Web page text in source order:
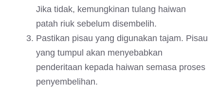
Jika tidak, kemungkinan tulang haiwan
patah riuk sebelum disembelih.
Pastikan pisau yang digunakan tajam. Pisau
yang tumpul akan menyebabkan
penderitaan kepada haiwan semasa proses
penyembelihan.